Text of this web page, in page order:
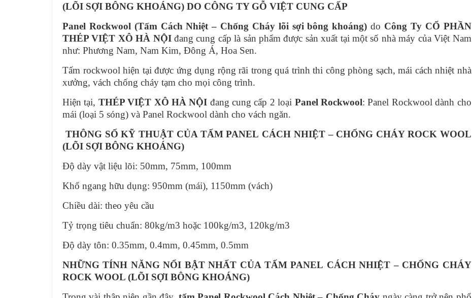
(LÕI SỢI BÔNG KHOÁNG) DO CÔNG TY GỖ VIỆT CUNG CẤP
Panel Rockwool (Tấm Cách Nhiệt – Chống Cháy lõi sợi bông khoáng) do Công Ty CỔ PHẦN
THÉP VIỆT XÔ HÀ NỘIđang cung cấp là sản phẩm được sản xuất tại một số nhà máy của Việt Nam
như: Phương Nam, Nam Kim, Đông Á, Hoa Sen.
Tấm rockwool hiện tại được ứng dụng rộng rãi trong quá trình thi công phòng sạch, mái cách nhiệt nhà
xưởng, vách chống cháy tạm cho mọi công trình.
Hiện tại, THÉP VIỆT XÔ HÀ NỘI đang cung cấp 2 loại Panel Rockwool: Panel Rockwool dành cho
mái (loại 5 sóng) và Panel Rockwool dành cho vách ngăn.
THÔNG SỐ KỸ THUẬT CỦA TẤM PANEL CÁCH NHIỆT – CHỐNG CHÁY ROCK WOOL
(LÕI SỢI BÔNG KHOÁNG)
Độ dày vật liệu lõi: 50mm, 75mm, 100mm
Khổ ngang hữu dụng: 950mm (mái), 1150mm (vách)
Chiều dài: theo yêu cầu
Tỷ trọng tiêu chuẩn: 80kg/m3 hoặc 100kg/m3, 120kg/m3
Độ dày tôn: 0.35mm, 0.4mm, 0.45mm, 0.5mm
NHỮNG TÍNH NĂNG NỔI BẬT NHẤT CỦA TẤM PANEL CÁCH NHIỆT – CHỐNG CHÁY
ROCK WOOL (LÕI SỢI BÔNG KHOÁNG)